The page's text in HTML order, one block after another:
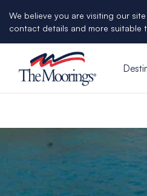
We believe you are visiting our
contact details and more suitable